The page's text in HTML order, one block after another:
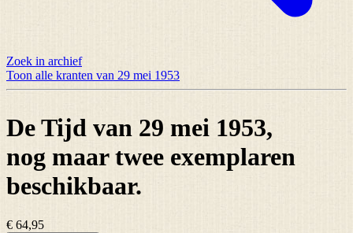
Zoek in archief
Toon alle kranten van 29 mei 1953
De Tijd van 29 mei 1953,
nog maartwee exemplaren
beschikbaar.
€ 64,95